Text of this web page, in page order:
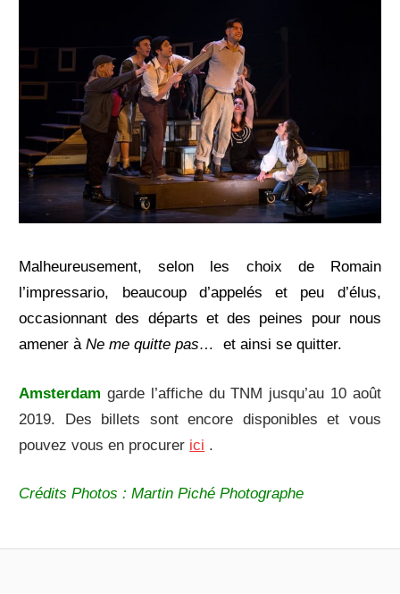
Malheureusement, selon les choix de Romain
l’impressario, beaucoup d’appelés et peu d’élus,
occasionnant des départs et des peines pour nous
amener àNe me quitte pas…et ainsi se quitter.
Amsterdamgarde l’affiche du TNM jusqu’au 10 août
2019. Des billets sont encore disponibles et vous
pouvez vous en procurer ici .
Crédits Photos : Martin Piché Photographe